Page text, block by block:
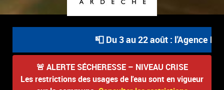
📮 Du 3 au 22 août : l'Agence
🚨 ALERTE SÉCHERESSE – NIVEAU CRISE
Les restrictions des usages de l'eau sont en vigueur